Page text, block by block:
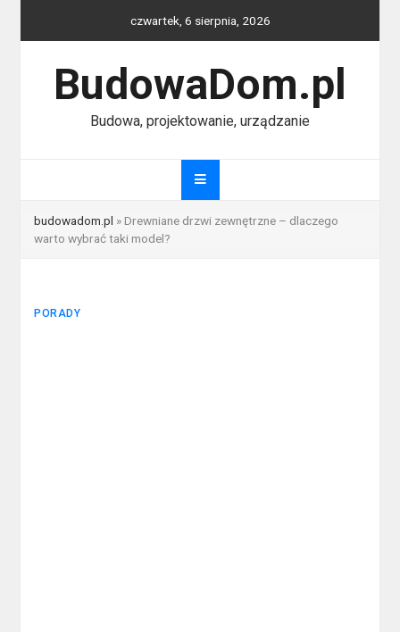
czwartek, 6 sierpnia, 2026
BudowaDom.pl
Budowa, projektowanie, urządzanie
budowadom.pl » Drewniane drzwi zewnętrzne – dlaczego
warto wybrać taki model?
PORADY